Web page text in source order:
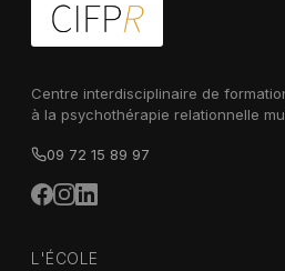
Centre interdisciplinaire de
à la psychothérapie relationnelle
09 72 15 89 97
L'ÉCOLE